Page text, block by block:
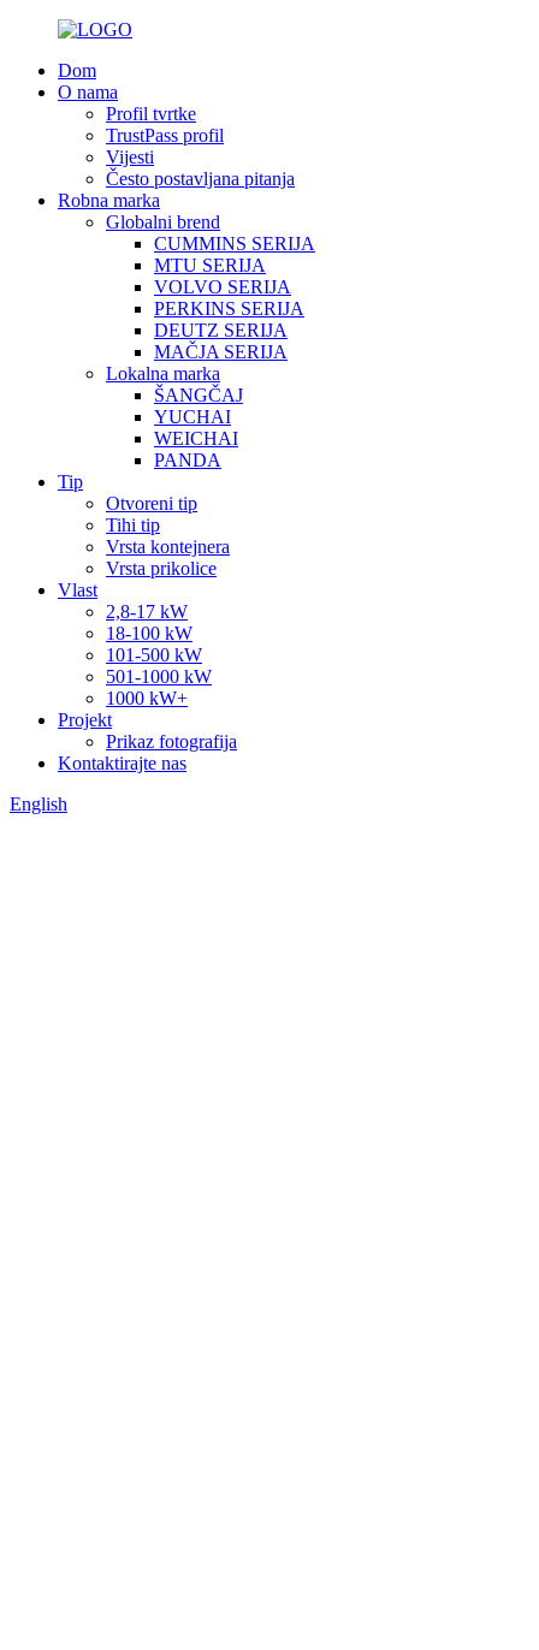
Dom
O nama
Profil tvrtke
TrustPass profil
Vijesti
Često postavljana pitanja
Robna marka
Globalni brend
CUMMINS SERIJA
MTU SERIJA
VOLVO SERIJA
PERKINS SERIJA
DEUTZ SERIJA
MAČJA SERIJA
Lokalna marka
ŠANGČAJ
YUCHAI
WEICHAI
PANDA
Tip
Otvoreni tip
Tihi tip
Vrsta kontejnera
Vrsta prikolice
Vlast
2,8-17 kW
18-100 kW
101-500 kW
501-1000 kW
1000 kW+
Projekt
Prikaz fotografija
Kontaktirajte nas
English